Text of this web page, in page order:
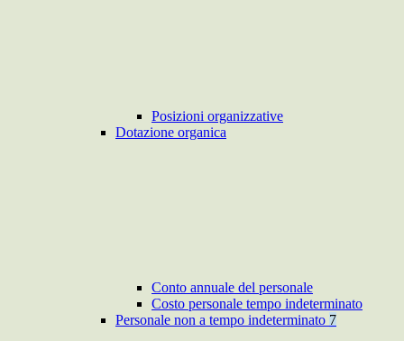
Posizioni organizzative
Dotazione organica
Conto annuale del personale
Costo personale tempo indeterminato
Personale non a tempo indeterminato 7